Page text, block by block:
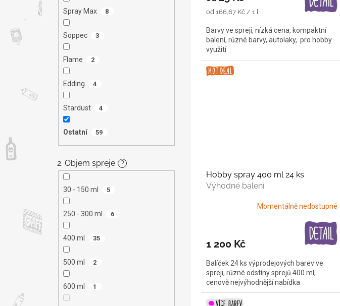
Spray Max 8
Soppec 3
Flame 2
Edding 4
Stardust 4
Ostatní 59
2. Objem spreje ?
30 - 150 ml 5
250 - 300 ml 6
400 ml 35
500 ml 2
600 ml 1
Měrná
od 166,67 Kč / 1 l
Barvy ve spreji, nízká cena, kompaktní
balení, různé barvy, autolaky, pro hobby
využití
Hobby spray 400 ml 24 ks
Výhodné balení
Momentálně nedostupné
1 200 Kč
Balíček 24 ks výprodejových barev ve
spreji, různé odstíny sprejů 400 ml,
cenově nejvýhodnější nabídka